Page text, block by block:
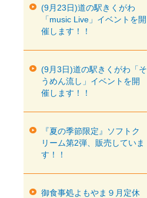
(9月23日)道の駅きくがわ
「music Live」イベントを開
催します！！
(9月3日)道の駅きくがわ「そ
うめん流し」イベントを開
催します！！
『夏の季節限定』ソフトク
リーム第2弾、販売していま
す！！
御食事処よもやま９月定休